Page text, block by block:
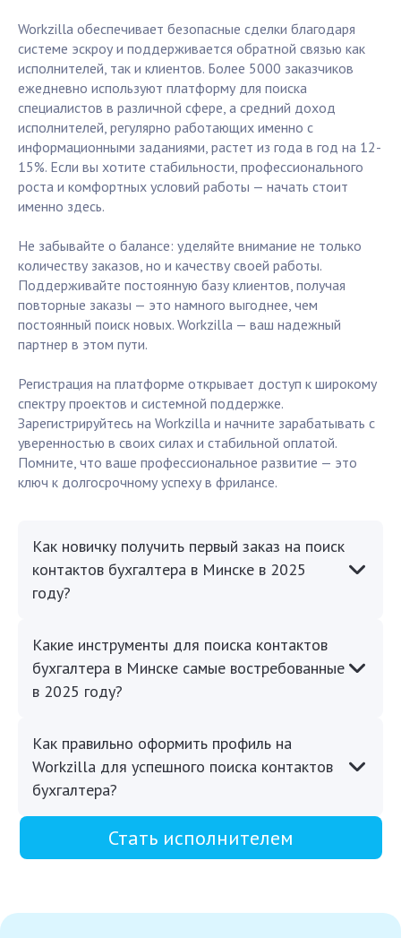
Workzilla обеспечивает безопасные сделки благодаря
системе эскроу и поддерживается обратной связью как
исполнителей, так и клиентов. Более 5000 заказчиков
ежедневно используют платформу для поиска
специалистов в различной сфере, а средний доход
исполнителей, регулярно работающих именно с
информационными заданиями, растет из года в год на 12-
15%. Если вы хотите стабильности, профессионального
роста и комфортных условий работы — начать стоит
именно здесь.
Не забывайте о балансе: уделяйте внимание не только
количеству заказов, но и качеству своей работы.
Поддерживайте постоянную базу клиентов, получая
повторные заказы — это намного выгоднее, чем
постоянный поиск новых. Workzilla — ваш надежный
партнер в этом пути.
Регистрация на платформе открывает доступ к широкому
спектру проектов и системной поддержке.
Зарегистрируйтесь на Workzilla и начните зарабатывать с
уверенностью в своих силах и стабильной оплатой.
Помните, что ваше профессиональное развитие — это
ключ к долгосрочному успеху в фрилансе.
Как новичку получить первый заказ на поиск
контактов бухгалтера в Минске в 2025
году?
Какие инструменты для поиска контактов
бухгалтера в Минске самые востребованные
в 2025 году?
Как правильно оформить профиль на
Workzilla для успешного поиска контактов
бухгалтера?
Стать исполнителем